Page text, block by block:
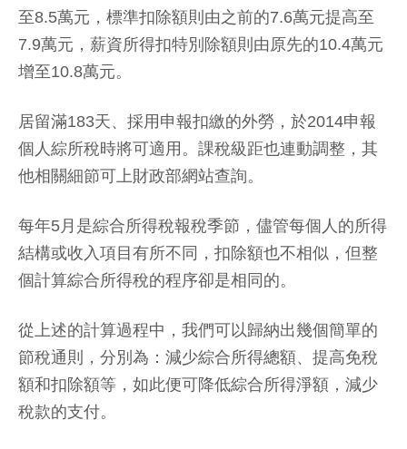
至8.5萬元，標準扣除額則由之前的7.6萬元提高至
7.9萬元，薪資所得扣特別除額則由原先的10.4萬元
增至10.8萬元。
居留滿183天、採用申報扣繳的外勞，於2014申報
個人綜所稅時將可適用。課稅級距也連動調整，其
他相關細節可上財政部網站查詢。
每年5月是綜合所得稅報稅季節，儘管每個人的所得
結構或收入項目有所不同，扣除額也不相似，但整
個計算綜合所得稅的程序卻是相同的。
從上述的計算過程中，我們可以歸納出幾個簡單的
節稅通則，分別為：減少綜合所得總額、提高免稅
額和扣除額等，如此便可降低綜合所得淨額，減少
稅款的支付。